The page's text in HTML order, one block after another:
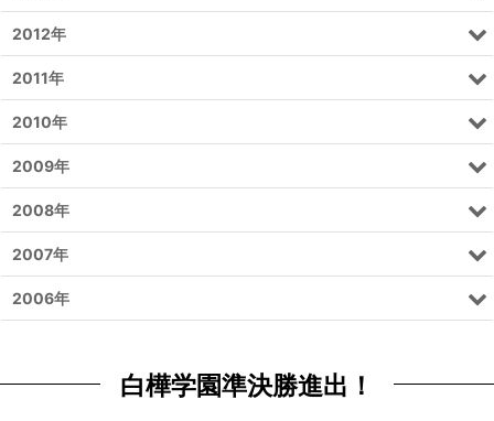
白樺学園準決勝進出！
2012年
2011年
2010年
2009年
2008年
2007年
2006年